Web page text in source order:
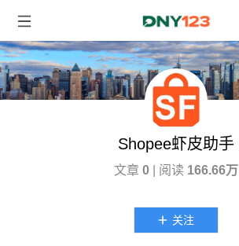
Shopee虾皮助手
文章 0 | 阅读 166.66万
关注